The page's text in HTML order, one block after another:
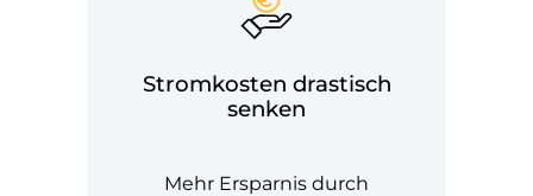
Stromkosten drastisch
senken
Mehr Ersparnis durch